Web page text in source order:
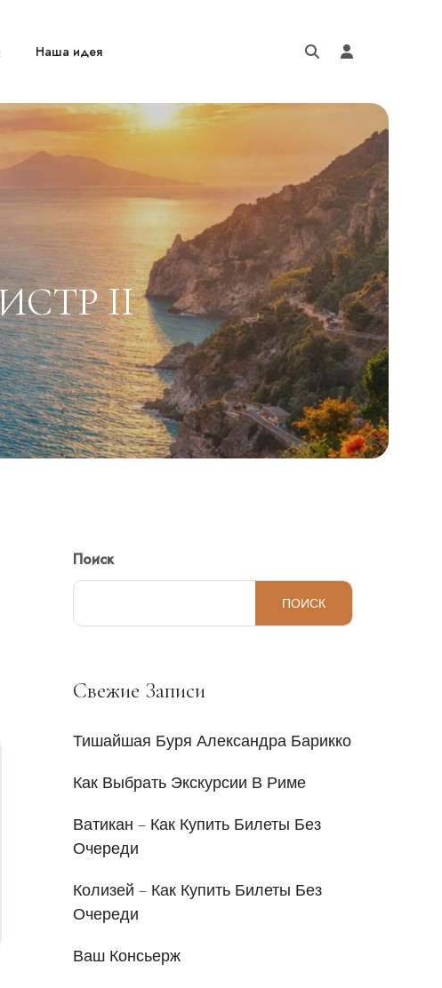
Наша идея
II
Поиск
ПОИСК
Свежие Записи
Тишайшая Буря Александра Барикко
Как Выбрать Экскурсии В Риме
Ватикан – Как Купить Билеты Без
Очереди
Колизей – Как Купить Билеты Без
Очереди
Ваш Консьерж